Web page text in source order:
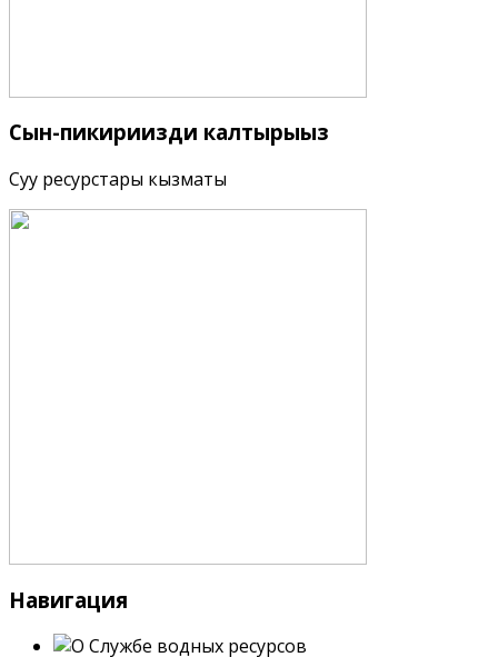
Сын-пикириңизди калтырыңыз
Суу ресурстары кызматы
Навигация